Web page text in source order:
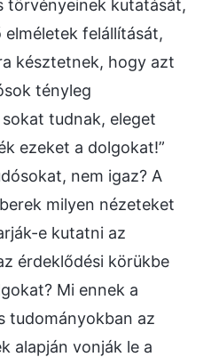
törvényeinek kutatását,
felállítását,
késztetnek, hogy azt
tényleg
tudnak, eleget
ezeket a dolgokat!”
nem igaz? A
milyen nézeteket
e kutatni az
érdeklődési körükbe
Mi ennek a
tudományokban az
alapján vonják le a